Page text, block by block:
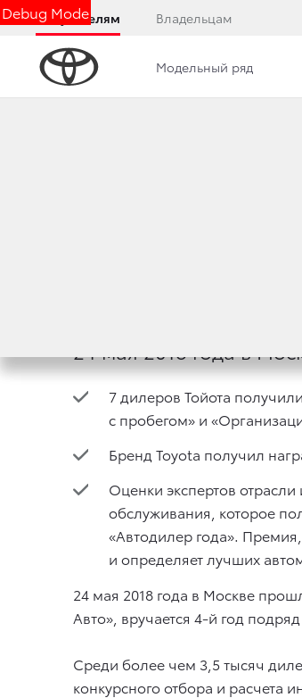
Debug Mode
Покупателям Владельцам
Модельный ряд
ДИЛЕРЫ
24 мая 2018 года в
7 дилеров Тойота
с пробегом» и
Бренд Toyota получил
Оценки экспертов
обслуживания, которое
«Автодилер года».
и определяет лучших
24 мая 2018 года в Москве
Авто», вручается 4-й год
Среди более чем 3,5 тысяч
конкурсного отбора и